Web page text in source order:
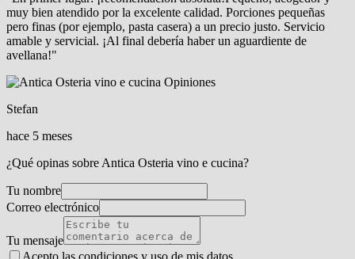
muy bien atendido por la excelente calidad. Porciones pequeñas
pero finas (por ejemplo, pasta casera) a un precio justo. Servicio
amable y servicial. ¡Al final debería haber un aguardiente de
avellana!"
Stefan
hace 5 meses
¿Qué opinas sobre Antica Osteria vino e cucina?
Tu nombre
Correo electrónico
Tu mensaje